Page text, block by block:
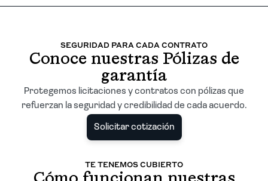
SEGURIDAD PARA CADA CONTRATO
Conoce nuestras Pólizas de
garantía
Protegemos licitaciones y contratos con pólizas que
refuerzan la seguridad y credibilidad de cada acuerdo.
Solicitar cotización
TE TENEMOS CUBIERTO